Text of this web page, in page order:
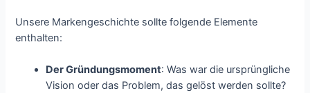
Unsere Markengeschichte sollte folgende Elemente
enthalten:
Der Gründungsmoment: Was war die ursprüngliche
Vision oder das Problem, das gelöst werden sollte?